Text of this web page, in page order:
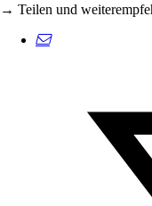
→ Teilen und